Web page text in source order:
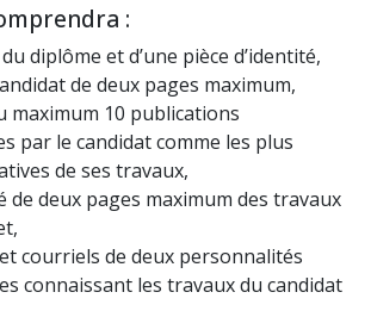
:
diplôme et d’une pièce d’identité,
de deux pages maximum,
maximum 10 publications
par le candidat comme les plus
de ses travaux,
de deux pages maximum des travaux
courriels de deux personnalités
connaissant les travaux du candidat